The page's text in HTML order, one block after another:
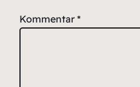
Kommentar *